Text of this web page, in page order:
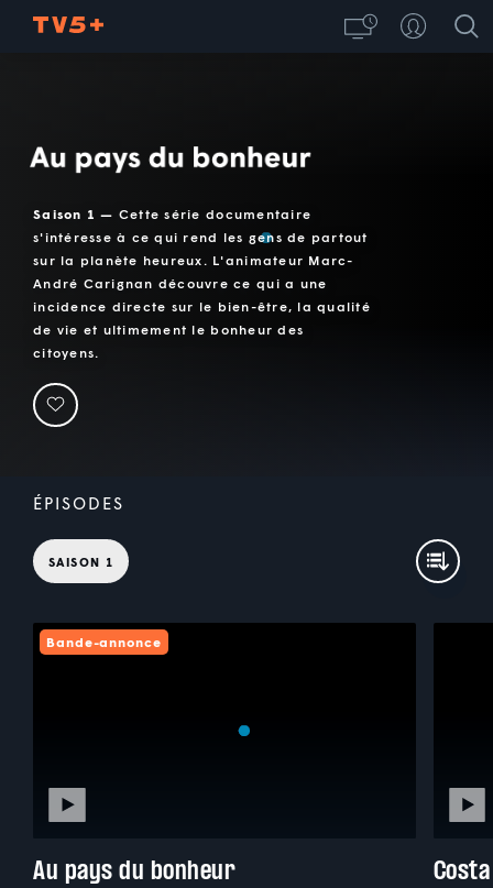
Saison 1 — Cette série documentaire
s'intéresse à ce qui rend les gens de partout
sur la planète heureux. L'animateur Marc-
André Carignan découvre ce qui a une
incidence directe sur le bien-être, la qualité
de vie et ultimement le bonheur des
citoyens.
ÉPISODES
SAISON 1
Bande-annonce
Au pays du bonheur